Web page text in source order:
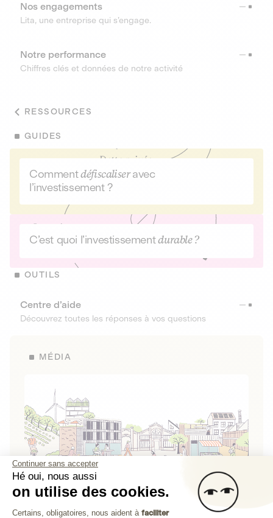
Nos engagements
Lita, une entreprise qui s’engage.
Notre performance
Chiffres clés et données de notre activité
RESSOURCES
GUIDES
Commentdéfiscaliser avec
l’investissement ?
C’est quoi l’investissementdurable ?
OUTILS
Centre d’aide
Découvrez toutes les réponses à vos questions
MÉDIA
Continuer sans accepter
Hé oui, nous aussi
on utilise des cookies.
Plateforme de Gestion du
Certains, obligatoires, nous aident à faciliter